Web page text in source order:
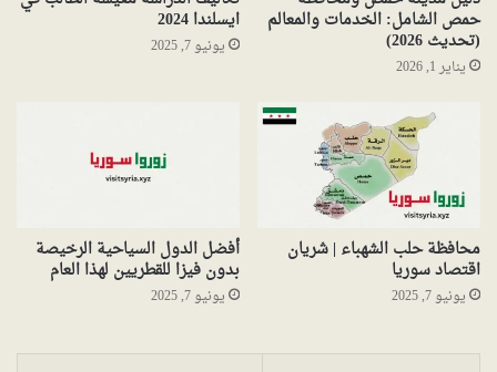
حمص الشامل: الخدمات والمعالم
(تحديث 2026)
يناير 1, 2026
ايسلندا 2024
يونيو 7, 2025
محافظة حلب الشهباء | شريان
اقتصاد سوريا
يونيو 7, 2025
أفضل الدول السياحية الرخيصة
بدون فيزا للقطريين لهذا العام
يونيو 7, 2025